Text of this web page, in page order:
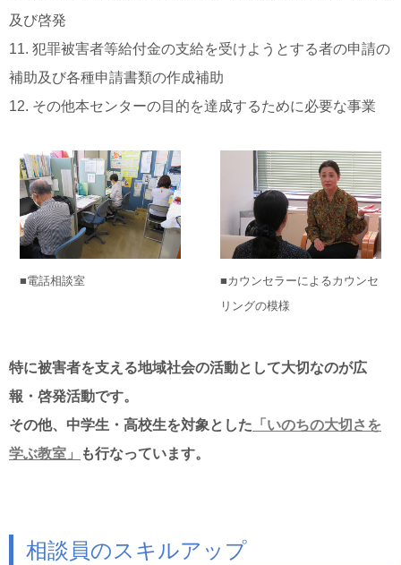
及び啓発
11. 犯罪被害者等給付金の支給を受けようとする者の申請の
補助及び各種申請書類の作成補助
12. その他本センターの目的を達成するために必要な事業
■電話相談室
■カウンセラーによるカウンセ
リングの模様
特に被害者を支える地域社会の活動として大切なのが広
報・啓発活動です。
その他、中学生・高校生を対象とした 「いのちの大切さを
学ぶ教室」
も行なっています。
相談員のスキルアップ